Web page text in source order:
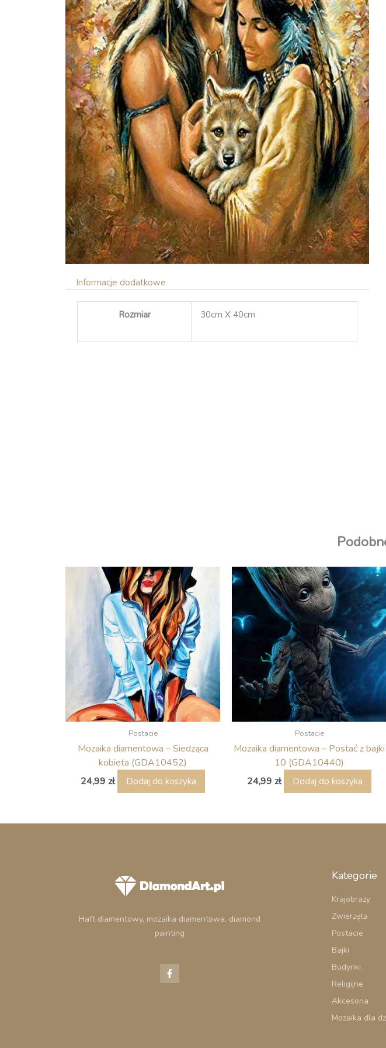
Informacje dodatkowe
Rozmiar 30cm X 40cm
Postacie
Mozaika diamentowa – Siedząca
kobieta (GDA10452)
24,99 zł Dodaj do koszyka
Postacie
Mozaika diamentowa – Postać z bajki
10 (GDA10440)
24,99 zł Dodaj do koszyka
Haft diamentowy, mozaika diamentowa, diamond
painting
a
c
e
Kategorie
Krajobrazy
Zwierzęta
Postacie
Bajki
Budynki
Religijne
Akcesoria
Mozaika dla